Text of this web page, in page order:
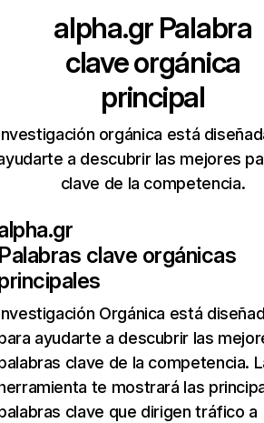
alpha.gr Palabra
clave orgánica
principal
orgánica está
a descubrir las mejores
clave de la competencia.
Palabras clave orgánicas
Orgánica está
ayudarte a descubrir las
clave de la competencia.
te mostrará las
clave que dirigen tráfico a